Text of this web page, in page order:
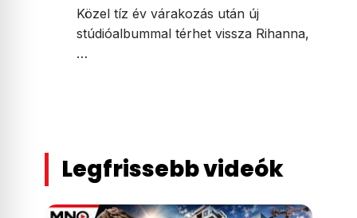
Közel tíz év várakozás után új
stúdióalbummal térhet vissza Rihanna,
…
Legfrissebb videók